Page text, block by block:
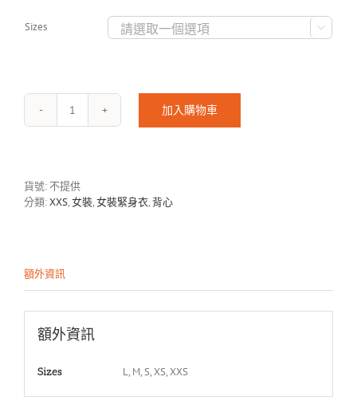
Sizes 
LARISSA-
加入購物車
貨號:不提供
分類:XXS,女裝,女裝緊身衣,背心
額外資訊
額外資訊
Sizes L, M, S, XS, XXS